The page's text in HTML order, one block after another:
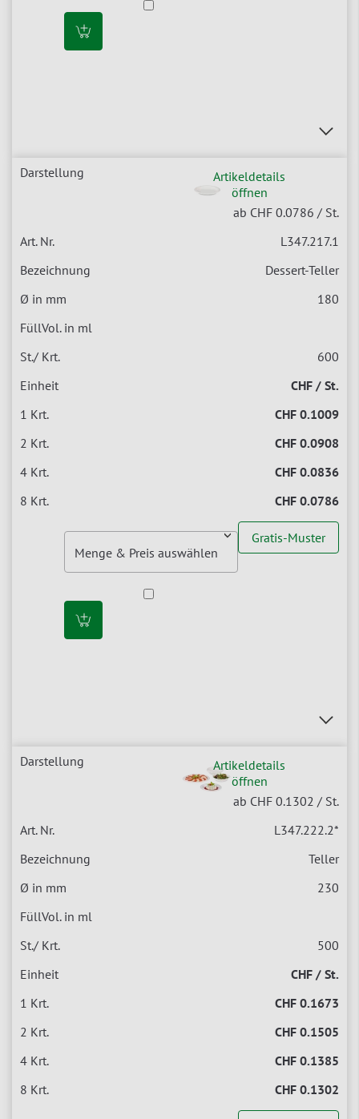
Artikeldetails
öffnen
ab CHF 0.0786 / St.
L347.217.1
Dessert-Teller
180
600
CHF / St.
CHF 0.1009
CHF 0.0908
CHF 0.0836
CHF 0.0786
Gratis-Muster
Artikeldetails
öffnen
ab CHF 0.1302 / St.
L347.222.2*
Teller
230
500
CHF / St.
CHF 0.1673
CHF 0.1505
CHF 0.1385
CHF 0.1302